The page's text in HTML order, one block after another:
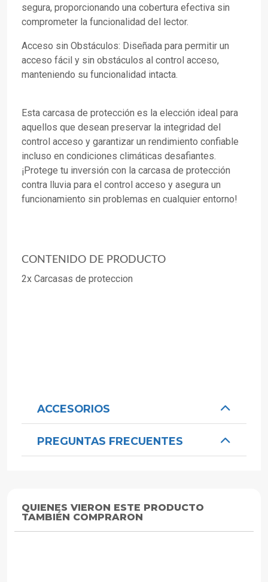
segura, proporcionando una cobertura efectiva sin
comprometer la funcionalidad del lector.
Acceso sin Obstáculos: Diseñada para permitir un
acceso fácil y sin obstáculos al control acceso,
manteniendo su funcionalidad intacta.
Esta carcasa de protección es la elección ideal para
aquellos que desean preservar la integridad del
control acceso y garantizar un rendimiento confiable
incluso en condiciones climáticas desafiantes.
¡Protege tu inversión con la carcasa de protección
contra lluvia para el control acceso y asegura un
funcionamiento sin problemas en cualquier entorno!
CONTENIDO DE PRODUCTO
2x Carcasas de proteccion
ACCESORIOS
PREGUNTAS FRECUENTES
QUIENES VIERON ESTE PRODUCTO
TAMBIÉN COMPRARON